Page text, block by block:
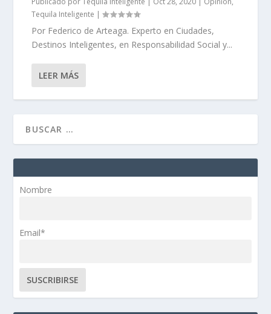
Tequila Inteligente |
Por Federico de Arteaga. Experto en Ciudades,
Destinos Inteligentes, en Responsabilidad Social y...
LEER MÁS
Nombre
Email*